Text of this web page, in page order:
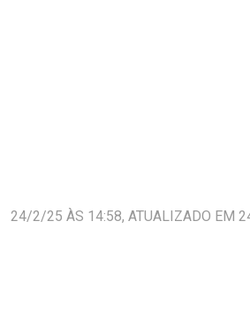
24/2/25 ÀS 14:58, ATUALIZADO EM